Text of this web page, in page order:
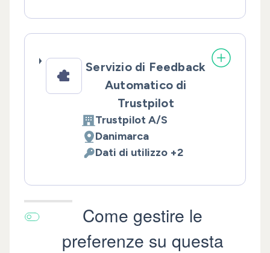
Servizio di Feedback
Automatico di
Trustpilot
Azienda:
Trustpilot A/S
Luogo del trattamento:
Danimarca
Dati Personali trattati:
Dati di utilizzo +2
Come gestire le
preferenze su questa